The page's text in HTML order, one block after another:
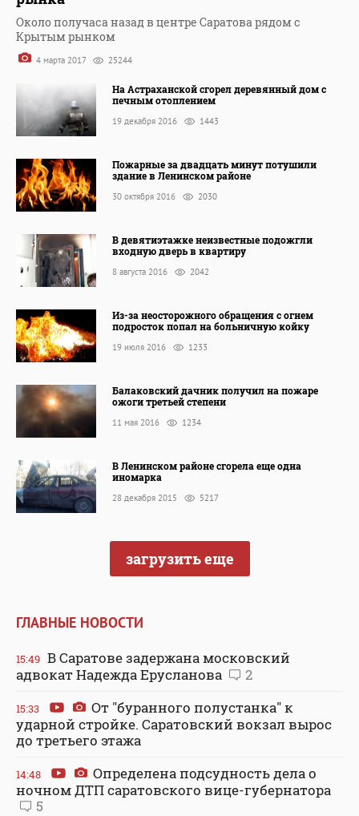
Около получаса назад в центре Саратова рядом с
Крытым рынком
4 марта 2017 25244
На Астраханской сгорел деревянный дом с
печным отоплением
19 декабря 2016 1443
Пожарные за двадцать минут потушили
здание в Ленинском районе
30 октября 2016 2030
В девятиэтажке неизвестные подожгли
входную дверь в квартиру
8 августа 2016 2042
Из-за неосторожного обращения с огнем
подросток попал на больничную койку
19 июля 2016 1233
Балаковский дачник получил на пожаре
ожоги третьей степени
11 мая 2016 1234
В Ленинском районе сгорела еще одна
иномарка
28 декабря 2015 5217
загрузить еще
ГЛАВНЫЕ НОВОСТИ
15:49 В Саратове задержана московский
адвокат Надежда Ерусланова
2
15:33
От "буранного полустанка" к
ударной стройке. Саратовский вокзал вырос
до третьего этажа
14:48
Определена подсудность дела о
ночном ДТП саратовского вице-губернатора
5